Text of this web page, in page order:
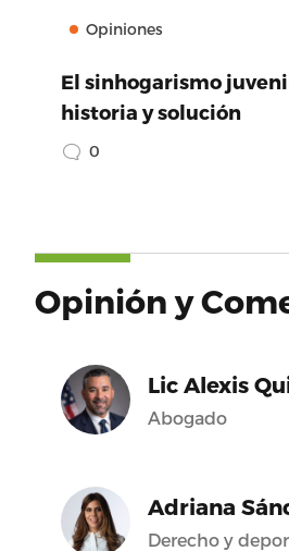
Opiniones
El sinhogarismo
historia y solución
0
Opinión y
Lic Alexis
Abogado
Adriana
Derecho y